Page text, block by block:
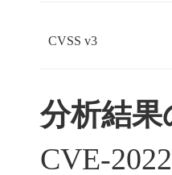
CVSS v3
分析結果
CVE-